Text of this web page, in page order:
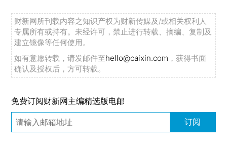
财新网所刊载内容之知识产权为财新传媒及/或相关权利人
专属所有或持有。未经许可，禁止进行转载、摘编、复制及
建立镜像等任何使用。
如有意愿转载，请发邮件至hello@caixin.com ，获得书面
确认及授权后，方可转载。
免费订阅财新网主编精选版电邮
订阅